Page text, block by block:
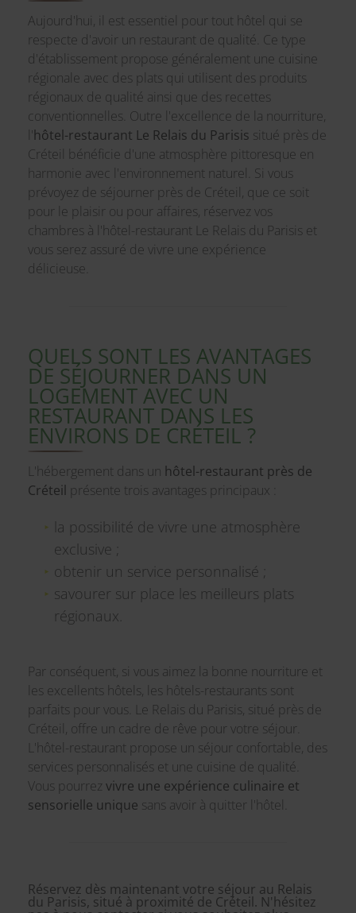
Aujourd'hui, il est essentiel pour tout hôtel qui se
respecte d'avoir un restaurant de qualité. Ce type
d'établissement propose généralement une cuisine
régionale avec des plats qui utilisent des produits
régionaux de qualité ainsi que des recettes
conventionnelles. Outre l'excellence de la nourriture,
l'hôtel-restaurant Le Relais du Parisis situé près de
Créteil bénéficie d'une atmosphère pittoresque en
harmonie avec l'environnement naturel. Si vous
prévoyez de séjourner près de Créteil, que ce soit
pour le plaisir ou pour affaires, réservez vos
chambres à l'hôtel-restaurant Le Relais du Parisis et
vous serez assuré de vivre une expérience
délicieuse.
QUELS SONT LES AVANTAGES
DE SÉJOURNER DANS UN
LOGEMENT AVEC UN
RESTAURANT DANS LES
ENVIRONS DE CRÉTEIL ?
L'hébergement dans un hôtel-restaurant près de
Créteil présente trois avantages principaux :
la possibilité de vivre une atmosphère
exclusive ;
obtenir un service personnalisé ;
savourer sur place les meilleurs plats
régionaux.
Par conséquent, si vous aimez la bonne nourriture et
les excellents hôtels, les hôtels-restaurants sont
parfaits pour vous. Le Relais du Parisis, situé près de
Créteil, offre un cadre de rêve pour votre séjour.
L'hôtel-restaurant propose un séjour confortable, des
services personnalisés et une cuisine de qualité.
Vous pourrez vivre une expérience culinaire et
sensorielle unique sans avoir à quitter l'hôtel.
Réservez dès maintenant votre séjour au Relais
du Parisis, situé à proximité de Créteil. N'hésitez